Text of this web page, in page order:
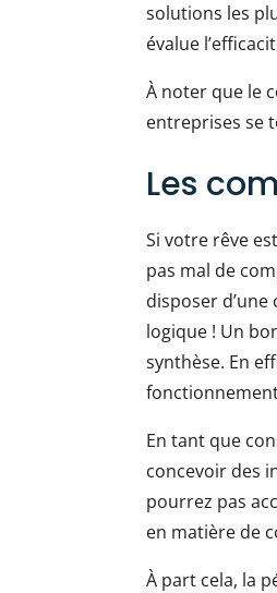
solutions les
évalue
À noter que le
entreprises se
Les
Si votre rêve
pas mal de
disposer
logique ! Un
synthèse. En
En tant que
concevoir des
pourrez pas
en matière de
À part cela, la